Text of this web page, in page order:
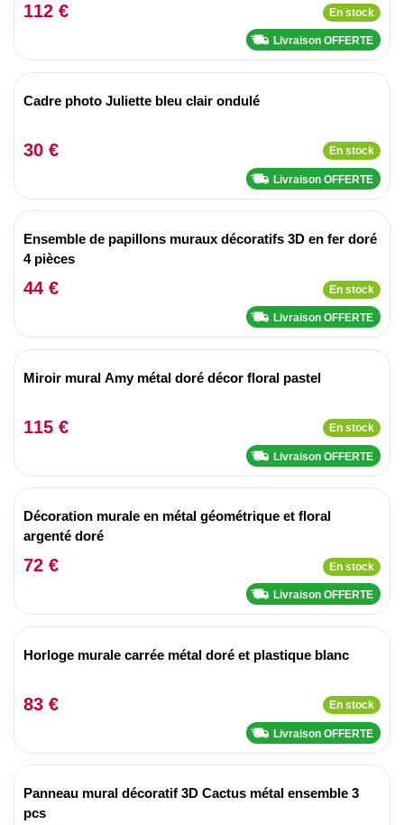
112 € En stock
Livraison OFFERTE
Cadre photo Juliette bleu clair ondulé
30 € En stock
Livraison OFFERTE
Ensemble de papillons muraux décoratifs 3D en fer doré
4 pièces
44 € En stock
Livraison OFFERTE
Miroir mural Amy métal doré décor floral pastel
115 € En stock
Livraison OFFERTE
Décoration murale en métal géométrique et floral
argenté doré
72 € En stock
Livraison OFFERTE
Horloge murale carrée métal doré et plastique blanc
83 € En stock
Livraison OFFERTE
Panneau mural décoratif 3D Cactus métal ensemble 3
pcs